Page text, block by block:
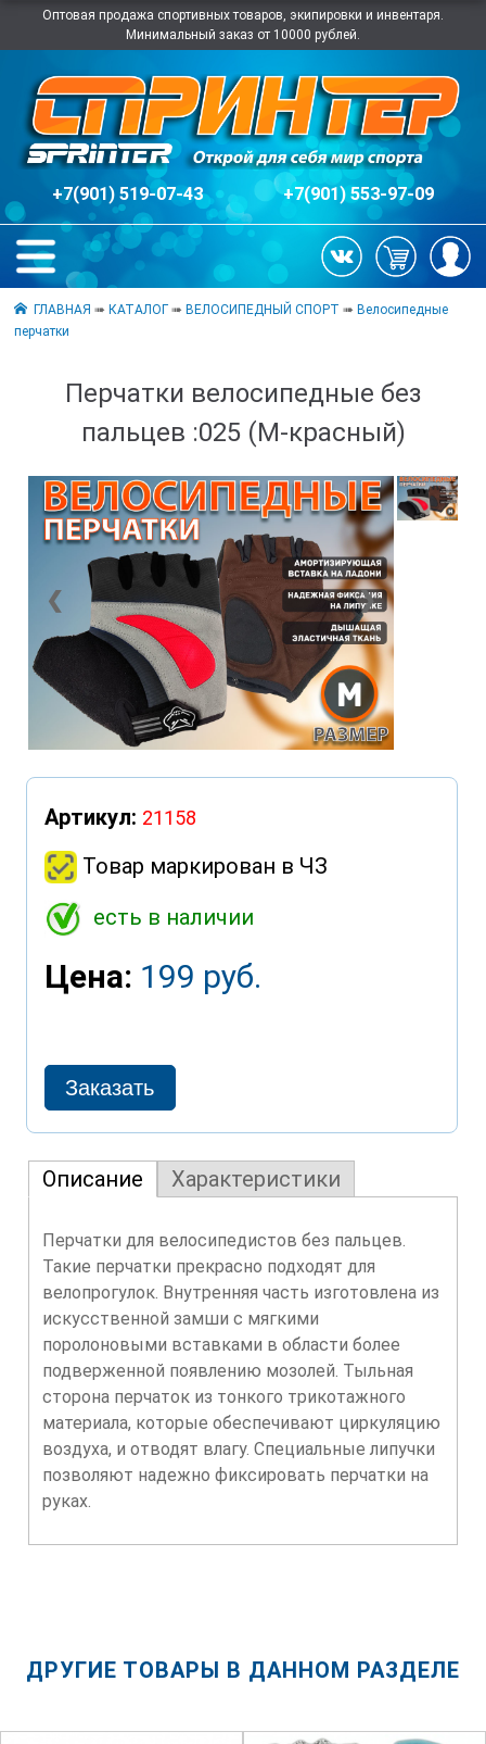
Оптовая продажа спортивных товаров, экипировки и инвентаря.
Минимальный заказ от 10000 рублей.
+7(901) 519-07-43 +7(901) 553-97-09
ГЛАВНАЯ ➠КАТАЛОГ ➠ВЕЛОСИПЕДНЫЙ СПОРТ ➠Велосипедные
перчатки
Перчатки велосипедные без
пальцев :025 (M-красный)
❮ ❯
Артикул: 21158
Товар маркирован в ЧЗ
есть в наличии
Цена: 199 руб.
Описание Характеристики
Перчатки для велосипедистов без пальцев.
Такие перчатки прекрасно подходят для
велопрогулок. Внутренняя часть изготовлена из
искусственной замши с мягкими
поролоновыми вставками в области более
подверженной появлению мозолей. Тыльная
сторона перчаток из тонкого трикотажного
материала, которые обеспечивают циркуляцию
воздуха, и отводят влагу. Специальные липучки
позволяют надежно фиксировать перчатки на
руках.
ДРУГИЕ ТОВАРЫ В ДАННОМ РАЗДЕЛЕ